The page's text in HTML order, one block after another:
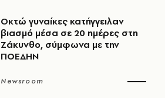
Οκτώ γυναίκες κατήγγειλαν
βιασμό μέσα σε 20 ημέρες στη
Ζάκυνθο, σύμφωνα με την
ΠΟΕΔΗΝ
Newsroom